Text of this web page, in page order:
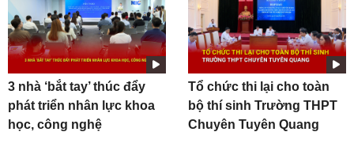
3 nhà ‘bắt tay’ thúc đẩy
phát triển nhân lực khoa
học, công nghệ
Tổ chức thi lại cho toàn
bộ thí sinh Trường THPT
Chuyên Tuyên Quang